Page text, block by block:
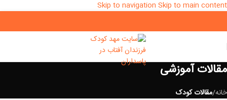
Skip to navigation Skip to main content
مقالات آموزشی
خانه/مقالات کودک